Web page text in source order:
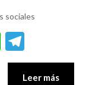
sociales
WhatsApp
Telegram
Leer más